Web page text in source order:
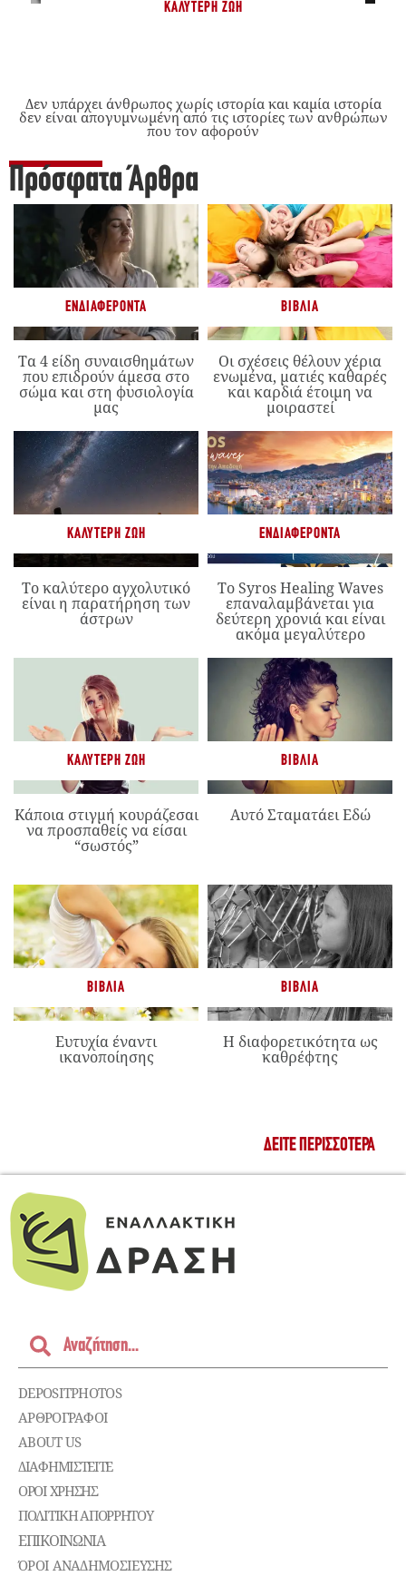
ΚΑΛΎΤΕΡΗ ΖΩΉ
Δεν υπάρχει άνθρωπος χωρίς ιστορία και καμία ιστορία
δεν είναι απογυμνωμένη από τις ιστορίες των ανθρώπων
που τον αφορούν
Πρόσφατα Άρθρα
ΕΝΔΙΑΦΈΡΟΝΤΑ
Τα 4 είδη συναισθημάτων
που επιδρούν άμεσα στο
σώμα και στη φυσιολογία
μας
ΒΙΒΛΊΑ
Οι σχέσεις θέλουν χέρια
ενωμένα, ματιές καθαρές
και καρδιά έτοιμη να
μοιραστεί
ΚΑΛΎΤΕΡΗ ΖΩΉ
Το καλύτερο αγχολυτικό
είναι η παρατήρηση των
άστρων
ΕΝΔΙΑΦΈΡΟΝΤΑ
Το Syros Healing Waves
επαναλαμβάνεται για
δεύτερη χρονιά και είναι
ακόμα μεγαλύτερο
ΚΑΛΎΤΕΡΗ ΖΩΉ
Κάποια στιγμή κουράζεσαι
να προσπαθείς να είσαι
“σωστός”
ΒΙΒΛΊΑ
Αυτό Σταματάει Εδώ
ΒΙΒΛΊΑ
Ευτυχία έναντι
ικανοποίησης
ΒΙΒΛΊΑ
Η διαφορετικότητα ως
καθρέφτης
ΔΕΊΤΕ ΠΕΡΙΣΣΌΤΕΡΑ
DEPOSITPHOTOS
ΑΡΘΡΟΓΡΑΦΟΙ
ABOUT US
ΔΙΑΦΗΜΙΣΤΕΊΤΕ
ΌΡΟΙ ΧΡΉΣΗΣ
ΠΟΛΙΤΙΚΉ ΑΠΟΡΡΉΤΟΥ
ΕΠΙΚΟΙΝΩΝΊΑ
ΌΡΟΙ ΑΝΑΔΗΜΟΣΙΕΥΣΗΣ